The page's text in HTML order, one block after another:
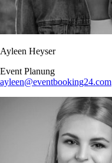
Ayleen Heyser
Event Planung​
ayleen@eventbooking24.com